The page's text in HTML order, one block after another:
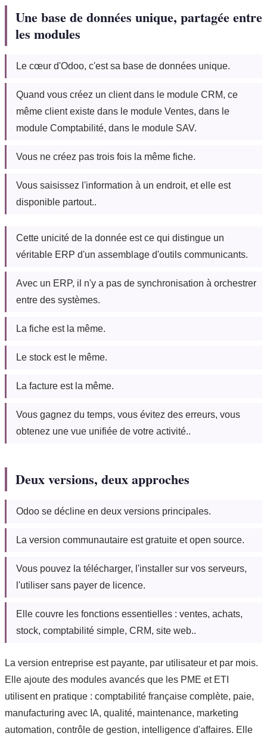
Une base de données unique, partagée entre
les modules
Le cœur d'Odoo, c'est sa base de données unique.
Quand vous créez un client dans le module CRM, ce
même client existe dans le module Ventes, dans le
module Comptabilité, dans le module SAV.
Vous ne créez pas trois fois la même fiche.
Vous saisissez l'information à un endroit, et elle est
disponible partout..
Cette unicité de la donnée est ce qui distingue un
véritable ERP d'un assemblage d'outils communicants.
Avec un ERP, il n'y a pas de synchronisation à orchestrer
entre des systèmes.
La fiche est la même.
Le stock est le même.
La facture est la même.
Vous gagnez du temps, vous évitez des erreurs, vous
obtenez une vue unifiée de votre activité..
Deux versions, deux approches
Odoo se décline en deux versions principales.
La version communautaire est gratuite et open source.
Vous pouvez la télécharger, l'installer sur vos serveurs,
l'utiliser sans payer de licence.
Elle couvre les fonctions essentielles : ventes, achats,
stock, comptabilité simple, CRM, site web..
La version entreprise est payante, par utilisateur et par mois.
Elle ajoute des modules avancés que les PME et ETI
utilisent en pratique : comptabilité française complète, paie,
manufacturing avec IA, qualité, maintenance, marketing
automation, contrôle de gestion, intelligence d'affaires. Elle